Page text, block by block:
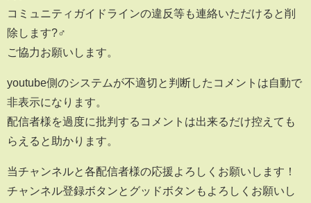
コミュニティガイドラインの違反等も連絡いただけると削
除します?‍♂️
ご協力お願いします。
youtube側のシステムが不適切と判断したコメントは自動で
非表示になります。
配信者様を過度に批判するコメントは出来るだけ控えても
らえると助かります。
当チャンネルと各配信者様の応援よろしくお願いします！
チャンネル登録ボタンとグッドボタンもよろしくお願いし